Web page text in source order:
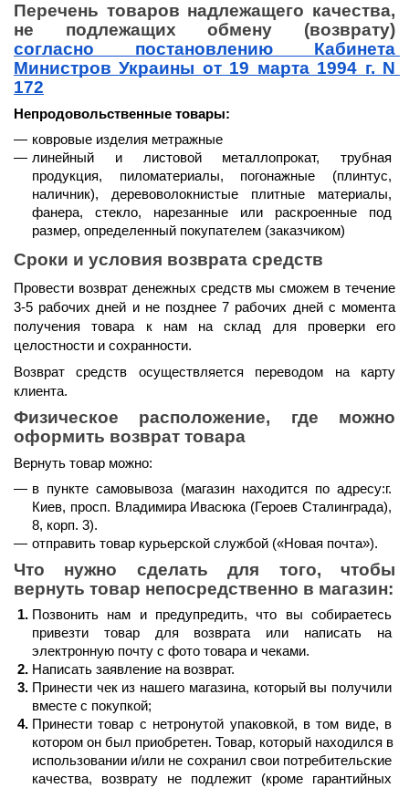
Перечень товаров надлежащего качества,
согласно постановлению Кабинета
Министров Украины от 19 марта 1994 г. N
172
Непродовольственные товары:
ковровые изделия метражные
линейный и листовой металлопрокат, трубная
продукция, пиломатериалы, погонажные (плинтус,
наличник), деревоволокнистые плитные материалы,
фанера, стекло, нарезанные или раскроенные под
размер, определенный покупателем (заказчиком)
Сроки и условия возврата средств
Провести возврат денежных средств мы сможем в течение
3-5 рабочих дней и не позднее 7 рабочих дней с момента
получения товара к нам на склад для проверки его
целостности и сохранности.
Возврат средств осуществляется переводом на карту
клиента.
Физическое расположение, где можно
оформить возврат товара
Вернуть товар можно:
в пункте самовывоза (магазин находится по адресу:г.
Киев, просп. Владимира Ивасюка (Героев Сталинграда),
8, корп. 3).
отправить товар курьерской службой («Новая почта»).
Что нужно сделать для того, чтобы
вернуть товар непосредственно в магазин:
Позвонить нам и предупредить, что вы собираетесь
привезти товар для возврата или написать на
электронную почту с фото товара и чеками.
Написать заявление на возврат.
Принести чек из нашего магазина, который вы получили
вместе с покупкой;
Принести товар с нетронутой упаковкой, в том виде, в
котором он был приобретен. Товар, который находился в
использовании и/или не сохранил свои потребительские
качества, возврату не подлежит (кроме гарантийных